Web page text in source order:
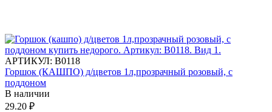
АРТИКУЛ: В0118
Горшок (КАШПО) д/цветов 1л,прозрачный розовый, с
поддоном
В наличии
29.20 ₽